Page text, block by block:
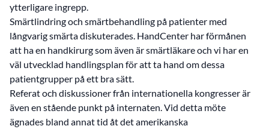
ytterligare ingrepp.
Smärtlindring och smärtbehandling på patienter med
långvarig smärta diskuterades. HandCenter har förmånen
att ha en handkirurg som även är smärtläkare och vi har en
väl utvecklad handlingsplan för att ta hand om dessa
patientgrupper på ett bra sätt.
Referat och diskussioner från internationella kongresser är
även en stående punkt på internaten. Vid detta möte
ägnades bland annat tid åt det amerikanska